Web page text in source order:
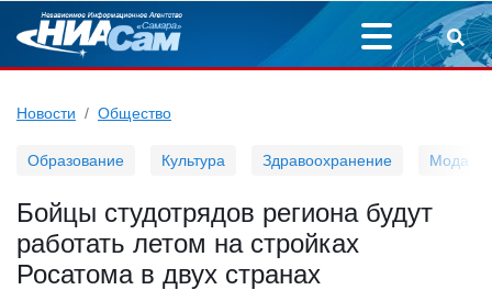
Новости Общество
Образование Культура Здравоохранение Мода
Бойцы студотрядов региона будут
работать летом на стройках
Росатома в двух странах